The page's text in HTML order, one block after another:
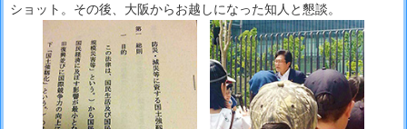
ショット。その後、大阪からお越しになった知人と懇談。